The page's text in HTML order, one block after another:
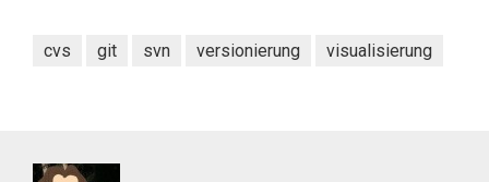
cvs git svn versionierung visualisierung